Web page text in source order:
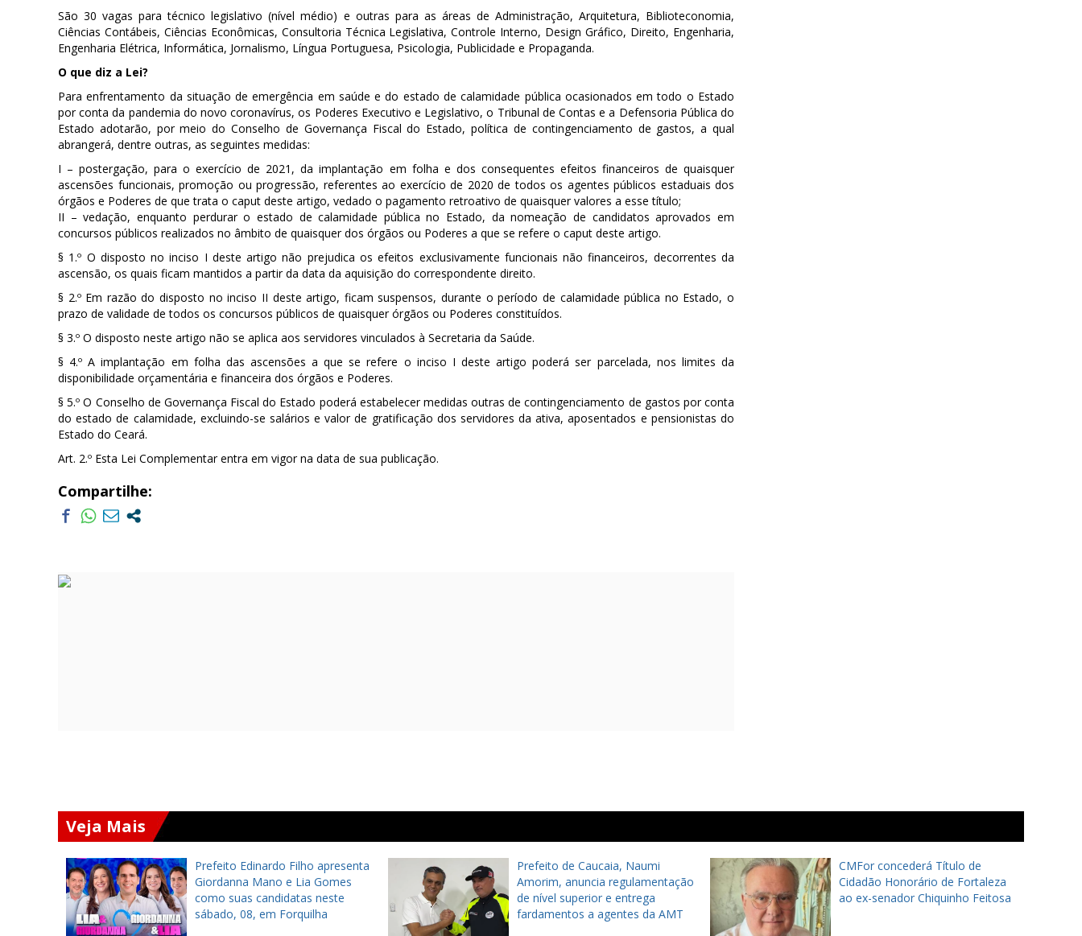
São 30 vagas para técnico legislativo (nível médio) e outras para as áreas de Administração, Arquitetura, Biblioteconomia,
Ciências Contábeis, Ciências Econômicas, Consultoria Técnica Legislativa, Controle Interno, Design Gráfico, Direito, Engenharia,
Engenharia Elétrica, Informática, Jornalismo, Língua Portuguesa, Psicologia, Publicidade e Propaganda.
O que diz a Lei?
Para enfrentamento da situação de emergência em saúde e do estado de calamidade pública ocasionados em todo o Estado
por conta da pandemia do novo coronavírus, os Poderes Executivo e Legislativo, o Tribunal de Contas e a Defensoria Pública do
Estado adotarão, por meio do Conselho de Governança Fiscal do Estado, política de contingenciamento de gastos, a qual
abrangerá, dentre outras, as seguintes medidas:
I – postergação, para o exercício de 2021, da implantação em folha e dos consequentes efeitos financeiros de quaisquer
ascensões funcionais, promoção ou progressão, referentes ao exercício de 2020 de todos os agentes públicos estaduais dos
órgãos e Poderes de que trata o caput deste artigo, vedado o pagamento retroativo de quaisquer valores a esse título;
II – vedação, enquanto perdurar o estado de calamidade pública no Estado, da nomeação de candidatos aprovados em
concursos públicos realizados no âmbito de quaisquer dos órgãos ou Poderes a que se refere o caput deste artigo.
§ 1.º O disposto no inciso I deste artigo não prejudica os efeitos exclusivamente funcionais não financeiros, decorrentes da
ascensão, os quais ficam mantidos a partir da data da aquisição do correspondente direito.
§ 2.º Em razão do disposto no inciso II deste artigo, ficam suspensos, durante o período de calamidade pública no Estado, o
prazo de validade de todos os concursos públicos de quaisquer órgãos ou Poderes constituídos.
§ 3.º O disposto neste artigo não se aplica aos servidores vinculados à Secretaria da Saúde.
§ 4.º A implantação em folha das ascensões a que se refere o inciso I deste artigo poderá ser parcelada, nos limites da
disponibilidade orçamentária e financeira dos órgãos e Poderes.
§ 5.º O Conselho de Governança Fiscal do Estado poderá estabelecer medidas outras de contingenciamento de gastos por conta
do estado de calamidade, excluindo-se salários e valor de gratificação dos servidores da ativa, aposentados e pensionistas do
Estado do Ceará.
Art. 2.º Esta Lei Complementar entra em vigor na data de sua publicação.
Compartilhe:
Veja Mais
Prefeito Edinardo Filho apresenta
Giordanna Mano e Lia Gomes
como suas candidatas neste
sábado, 08, em Forquilha
Prefeito de Caucaia, Naumi
Amorim, anuncia regulamentação
de nível superior e entrega
fardamentos a agentes da AMT
CMFor concederá Título de
Cidadão Honorário de Fortaleza
ao ex-senador Chiquinho Feitosa